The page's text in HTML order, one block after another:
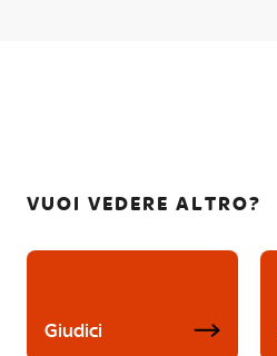
VUOI VEDERE ALTRO?
Giudici